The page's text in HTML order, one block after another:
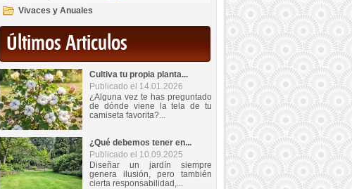
Vivaces y Anuales
Últimos Articulos
Cultiva tu propia planta...
Publicado el 14.01.2026
¿Alguna vez te has preguntado
de dónde viene la tela de tu
camiseta favorita?...
¿Qué debemos tener en...
Publicado el 10.09.2025
Diseñar un jardín siempre
genera ilusión, pero también
cierta responsabilidad,...